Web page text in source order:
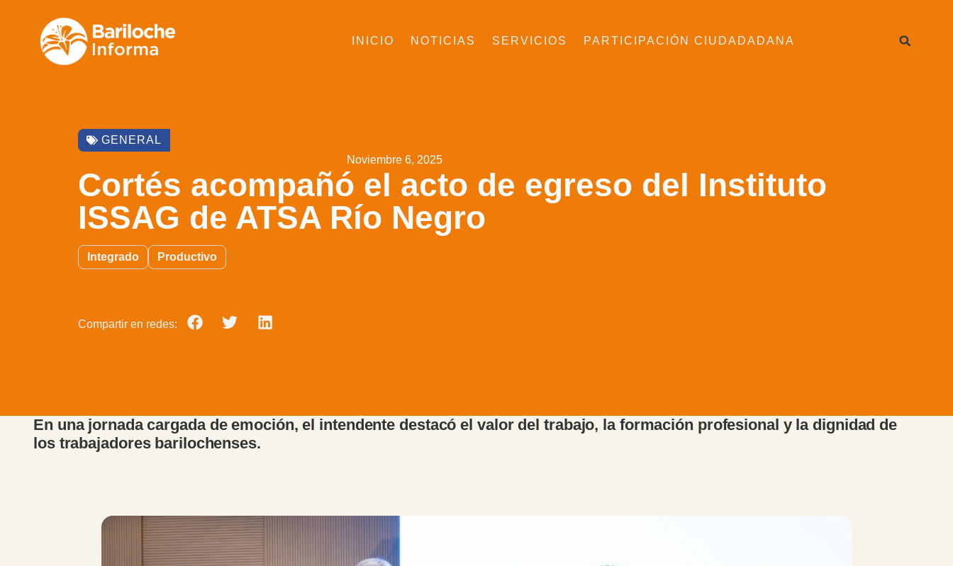
INICIO NOTICIAS SERVICIOS PARTICIPACIÓN CIUDADADANA
GENERAL
Noviembre 6, 2025
Cortés acompañó el acto de egreso del Instituto
ISSAG de ATSA Río Negro
Integrado Productivo
Compartir en redes:
En una jornada cargada de emoción, el intendente destacó el valor del trabajo, la formación profesional y la dignidad de
los trabajadores barilochenses.